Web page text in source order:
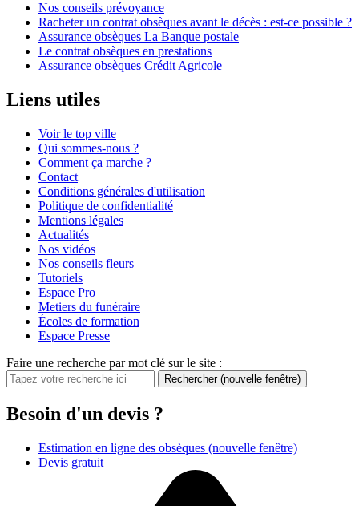
Nos conseils prévoyance
Racheter un contrat obsèques avant le décès : est-ce possible ?
Assurance obsèques La Banque postale
Le contrat obsèques en prestations
Assurance obsèques Crédit Agricole
Liens utiles
Voir le top ville
Qui sommes-nous ?
Comment ça marche ?
Contact
Conditions générales d'utilisation
Politique de confidentialité
Mentions légales
Actualités
Nos vidéos
Nos conseils fleurs
Tutoriels
Espace Pro
Metiers du funéraire
Écoles de formation
Espace Presse
Faire une recherche par mot clé sur le site :
Rechercher (nouvelle fenêtre)
Besoin d'un devis ?
Estimation en ligne des obsèques (nouvelle fenêtre)
Devis gratuit